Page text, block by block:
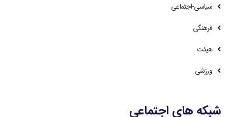
سیاسی-اجتماعی
فرهنگی
هیئت
ورزشی
شبکه های اجتماعی